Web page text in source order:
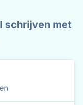
schrijven met